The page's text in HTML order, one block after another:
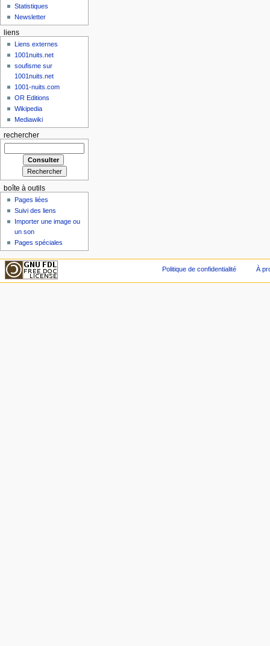
Statistiques
Newsletter
liens
Liens externes
1001nuits.net
soufisme sur
1001nuits.net
1001-nuits.com
OR Editions
Wikipedia
Mediawiki
rechercher
boîte à outils
Pages liées
Suivi des liens
Importer une image ou
un son
Pages spéciales
Politique de confidentialité À